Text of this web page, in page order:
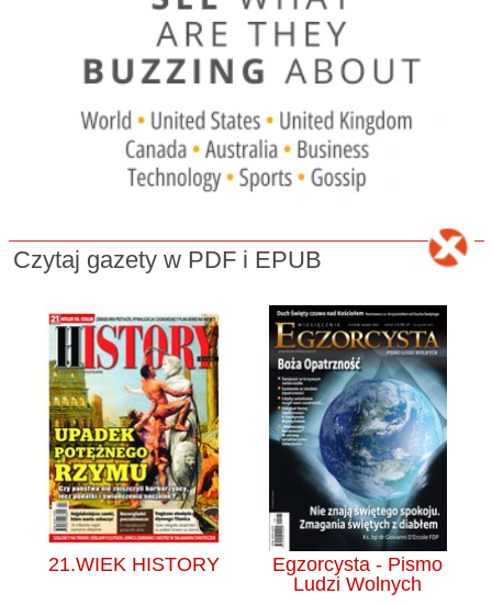
Czytaj gazety w PDF i EPUB
21.WIEK HISTORY
Egzorcysta - Pismo
Ludzi Wolnych